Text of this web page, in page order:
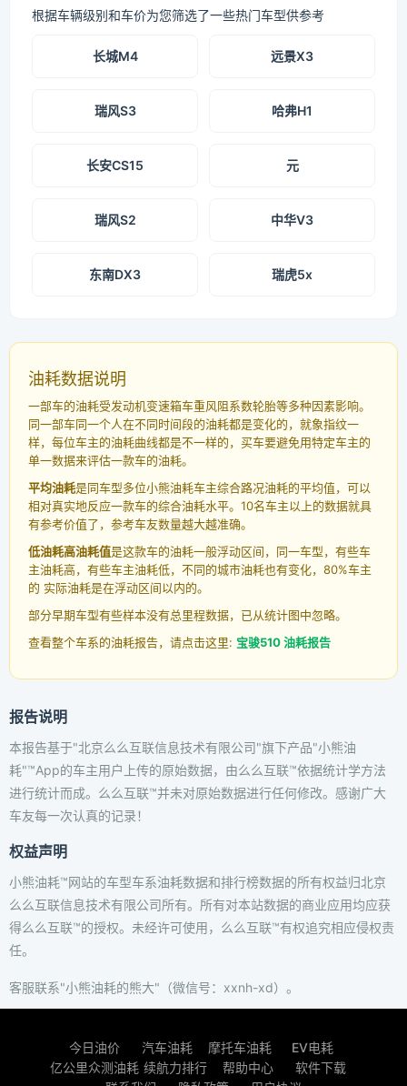
根据车辆级别和车价为您筛选了一些热门车型供参考
长城M4 远景X3
瑞风S3 哈弗H1
长安CS15 元
瑞风S2 中华V3
东南DX3 瑞虎5x
油耗数据说明
一部车的油耗受发动机变速箱车重风阻系数轮胎等多种因素影响。
同一部车同一个人在不同时间段的油耗都是变化的，就象指纹一
样，每位车主的油耗曲线都是不一样的，买车要避免用特定车主的
单一数据来评估一款车的油耗。
平均油耗是同车型多位小熊油耗车主综合路况油耗的平均值，可以
相对真实地反应一款车的综合油耗水平。10名车主以上的数据就具
有参考价值了，参考车友数量越大越准确。
低油耗高油耗值是这款车的油耗一般浮动区间，同一车型，有些车
主油耗高，有些车主油耗低，不同的城市油耗也有变化，80%车主
的 实际油耗是在浮动区间以内的。
部分早期车型有些样本没有总里程数据，已从统计图中忽略。
查看整个车系的油耗报告，请点击这里: 宝骏510 油耗报告
报告说明
本报告基于"北京么么互联信息技术有限公司"旗下产品"小熊油
耗"™App的车主用户上传的原始数据，由么么互联™依据统计学方法
进行统计而成。么么互联™并未对原始数据进行任何修改。感谢广大
车友每一次认真的记录！
权益声明
小熊油耗™网站的车型车系油耗数据和排行榜数据的所有权益归北京
么么互联信息技术有限公司所有。所有对本站数据的商业应用均应获
得么么互联™的授权。未经许可使用，么么互联™有权追究相应侵权责
任。
客服联系"小熊油耗的熊大"（微信号：xxnh-xd）。
今日油价 汽车油耗 摩托车油耗
EV电耗
亿公里众测油耗 续航力排行 帮助中心
软件下载